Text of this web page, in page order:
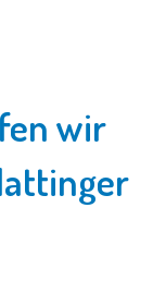
wir